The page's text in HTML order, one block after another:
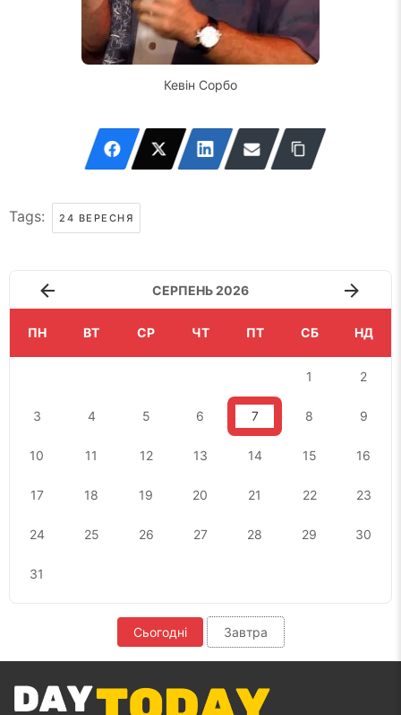
Кевін Сорбо
Tags: 24 ВЕРЕСНЯ
СЕРПЕНЬ 2026
ПН ВТ СР ЧТ ПТ СБ НД
1 2
3 4 5 6 7 8 9
10 11 12 13 14 15 16
17 18 19 20 21 22 23
24 25 26 27 28 29 30
31
Сьогодні Завтра